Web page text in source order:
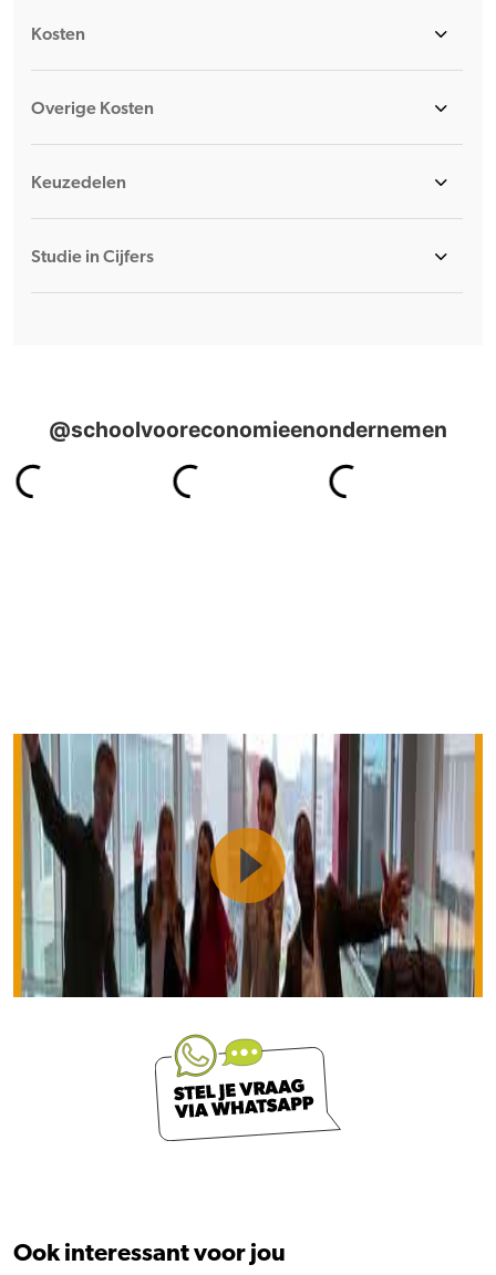
Kosten
Overige Kosten
Keuzedelen
Studie in Cijfers
Ook interessant voor jou